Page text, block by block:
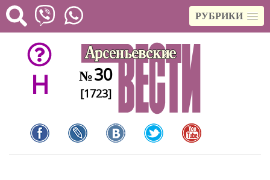
РУБРИКИ
H №30
[1723]